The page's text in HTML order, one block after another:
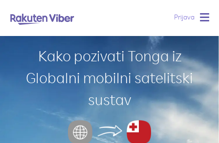
Prijava
Kako pozivati Tonga iz
Globalni mobilni satelitski
sustav